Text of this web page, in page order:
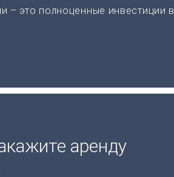
– это полноценные инвестиции в
аренду